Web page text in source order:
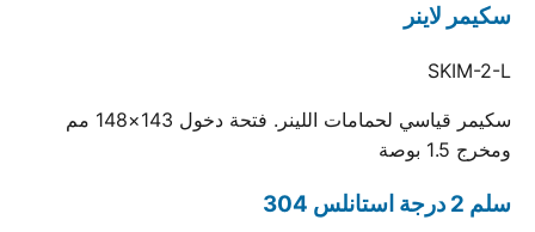
سكيمر لاينر
SKIM-2-L
سكيمر قياسي لحمامات اللينر. فتحة دخول 143×148 مم
ومخرج 1.5 بوصة
سلم 2 درجة استانلس 304